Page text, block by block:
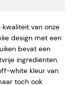
kwaliteit van onze
design met een
bevat een
ingrediënten.
white kleur van
toch ook